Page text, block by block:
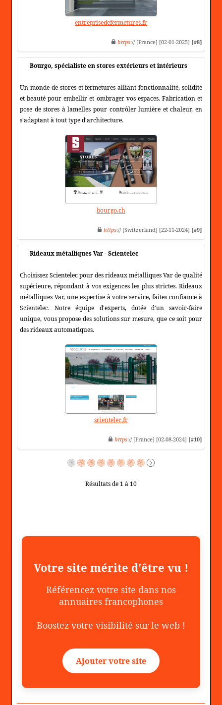
entreprisedefermetures.fr
https:// [France] [02-01-2025] [#8]
Bourgo, spécialiste en stores extérieurs et intérieurs
Un monde de stores et fermetures alliant fonctionnalité, solidité
et beauté pour embellir et ombrager vos espaces. Fabrication et
pose de stores à lamelles pour contrôler lumière et chaleur, en
s'adaptant à tout type d'architecture.
bourgo.ch
https:// [Switzerland] [22-11-2024] [#9]
Rideaux métalliques Var - Scientelec
Choisissez Scientelec pour des rideaux métalliques Var de qualité
supérieure, répondant à vos exigences les plus strictes. Rideaux
métalliques Var, une expertise à votre service, faites confiance à
Scientelec. Notre équipe d'experts, dotée d'un savoir-faire
unique, vous propose des solutions sur mesure, que ce soit pour
des rideaux automatiques.
scientelec.fr
https:// [France] [02-08-2024] [#10]
Résultats de 1 à 10
Votre site mérite d'être vu !
Référencez votre site dans nos
annuaires francophones
Boostez votre visibilité sur le web !
Ajouter votre site